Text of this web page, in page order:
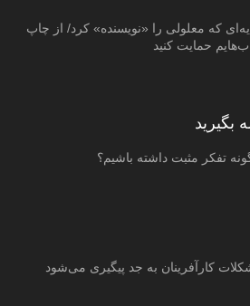
که معلولی را «نویسنده» کرد/ از چاپ
حمایت کنید
بگیرید
تفکر مثبت داشته باشیم؟
کارآفرینان به جد پیگیری می‌شود